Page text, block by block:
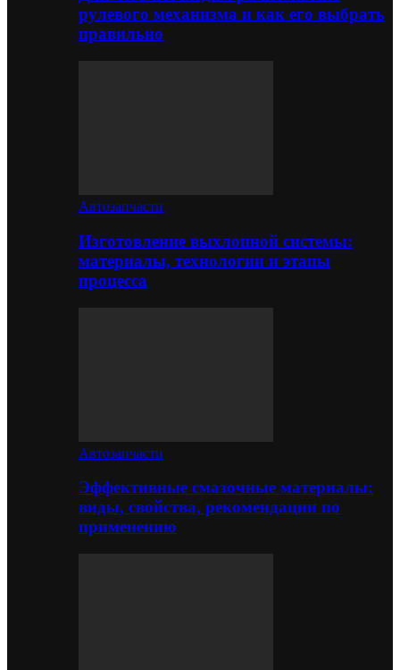
рулевого механизма и как его выбрать
правильно
Автозапчасти
Изготовление выхлопной системы:
материалы, технологии и этапы
процесса
Автозапчасти
Эффективные смазочные материалы:
виды, свойства, рекомендации по
применению